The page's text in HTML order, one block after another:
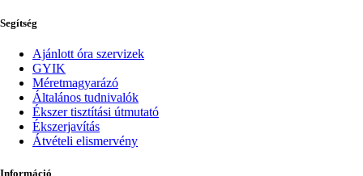
Segítség
Ajánlott óra szervizek
GYIK
Méretmagyarázó
Általános tudnivalók
Ékszer tisztítási útmutató
Ékszerjavítás
Átvételi elismervény
Információ